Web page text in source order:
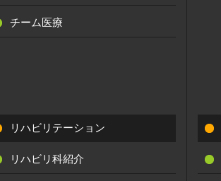
チーム医療
リハビリテーション
リハビリ科紹介